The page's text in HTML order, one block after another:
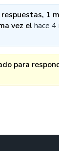
1
vez elhace 4
para